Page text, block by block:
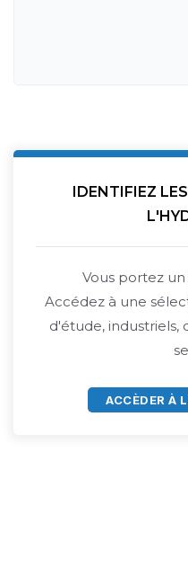
IDENTIFIEZ
Vous portez
Accédez à une
d'étude, industriels,
ACCÈDER À